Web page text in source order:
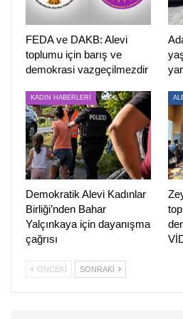
Hapishanesi’ndeki saldırıya
karar duruşması 3 Aralık’ta
Mahkemesi’nde görüldü.
askerler “kanıt bulunmadığı”
“TALEPLERİMİZ REDDEİLDİ”
Ümraniye Davası avukatlarından
ilişkinPİRHA’ya
süren yargı boyunca da
gibi bir kaygısının olmadığını,
reddedildiğini belirtti.
Tuncer sözlerini şöyle sürdürdü:
FEDA ve DAKB: Alevi
toplumu için barış ve
demokrasi vazgeçilmezdir
KADIN HABERLERİ
Demokratik Alevi Kadınlar
Birliği’nden Bahar
Yalçınkaya için dayanışma
çağrısı
ÖNCEKI SONRAKI